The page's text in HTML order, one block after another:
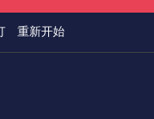
重新开始